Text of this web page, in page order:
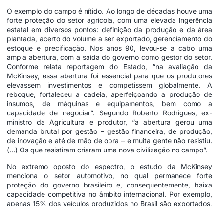
O exemplo do campo é nítido. Ao longo de décadas houve uma
forte proteção do setor agrícola, com uma elevada ingerência
estatal em diversos pontos: definição da produção e da área
plantada, acerto do volume a ser exportado, gerenciamento do
estoque e precificação. Nos anos 90, levou-se a cabo uma
ampla abertura, com a saída do governo como gestor do setor.
Conforme relata reportagem do Estado, “na avaliação da
McKinsey, essa abertura foi essencial para que os produtores
elevassem investimentos e competissem globalmente. A
reboque, fortaleceu a cadeia, aperfeiçoando a produção de
insumos, de máquinas e equipamentos, bem como a
capacidade de negociar”. Segundo Roberto Rodrigues, ex-
ministro da Agricultura e produtor, “a abertura gerou uma
demanda brutal por gestão – gestão financeira, de produção,
de inovação e até de mão de obra – e muita gente não resistiu.
(…) Os que resistiram criaram uma nova civilização no campo”.
No extremo oposto do espectro, o estudo da McKinsey
menciona o setor automotivo, no qual permanece forte
proteção do governo brasileiro e, consequentemente, baixa
capacidade competitiva no âmbito internacional. Por exemplo,
apenas 15% dos veículos produzidos no Brasil são exportados,